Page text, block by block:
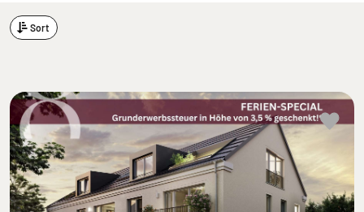
Sort